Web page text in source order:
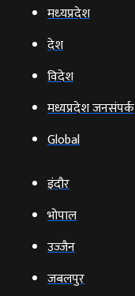
मध्‍यप्रदेश
देश
विदेश
मध्यप्रदेश जनसंपर्क
Global
इंदौर
भोपाल
उज्‍जैन
जबलपुर